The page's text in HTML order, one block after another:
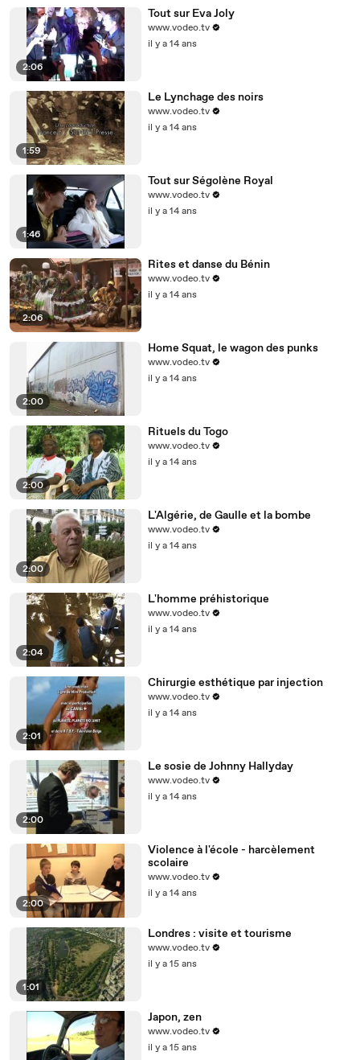
2:06
Tout sur Eva Joly
www.vodeo.tv
il y a 14 ans
1:59
Le Lynchage des noirs
www.vodeo.tv
il y a 14 ans
1:46
Tout sur Ségolène Royal
www.vodeo.tv
il y a 14 ans
2:06
Rites et danse du Bénin
www.vodeo.tv
il y a 14 ans
2:00
Home Squat, le wagon des punks
www.vodeo.tv
il y a 14 ans
2:00
Rituels du Togo
www.vodeo.tv
il y a 14 ans
2:00
L'Algérie, de Gaulle et la bombe
www.vodeo.tv
il y a 14 ans
2:04
L'homme préhistorique
www.vodeo.tv
il y a 14 ans
2:01
Chirurgie esthétique par injection
www.vodeo.tv
il y a 14 ans
2:00
Le sosie de Johnny Hallyday
www.vodeo.tv
il y a 14 ans
2:00
Violence à l'école - harcèlement
scolaire
www.vodeo.tv
il y a 14 ans
1:01
Londres : visite et tourisme
www.vodeo.tv
il y a 15 ans
Japon, zen
www.vodeo.tv
il y a 15 ans